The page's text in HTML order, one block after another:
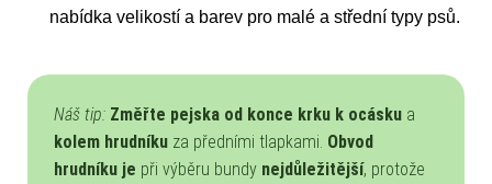
nabídka velikostí a barev pro malé a střední typy psů.
Náš tip: Změřte pejska od konce krku k ocásku a
kolem hrudníku za předními tlapkami. Obvod
hrudníku je při výběru bundy nejdůležitější, protože